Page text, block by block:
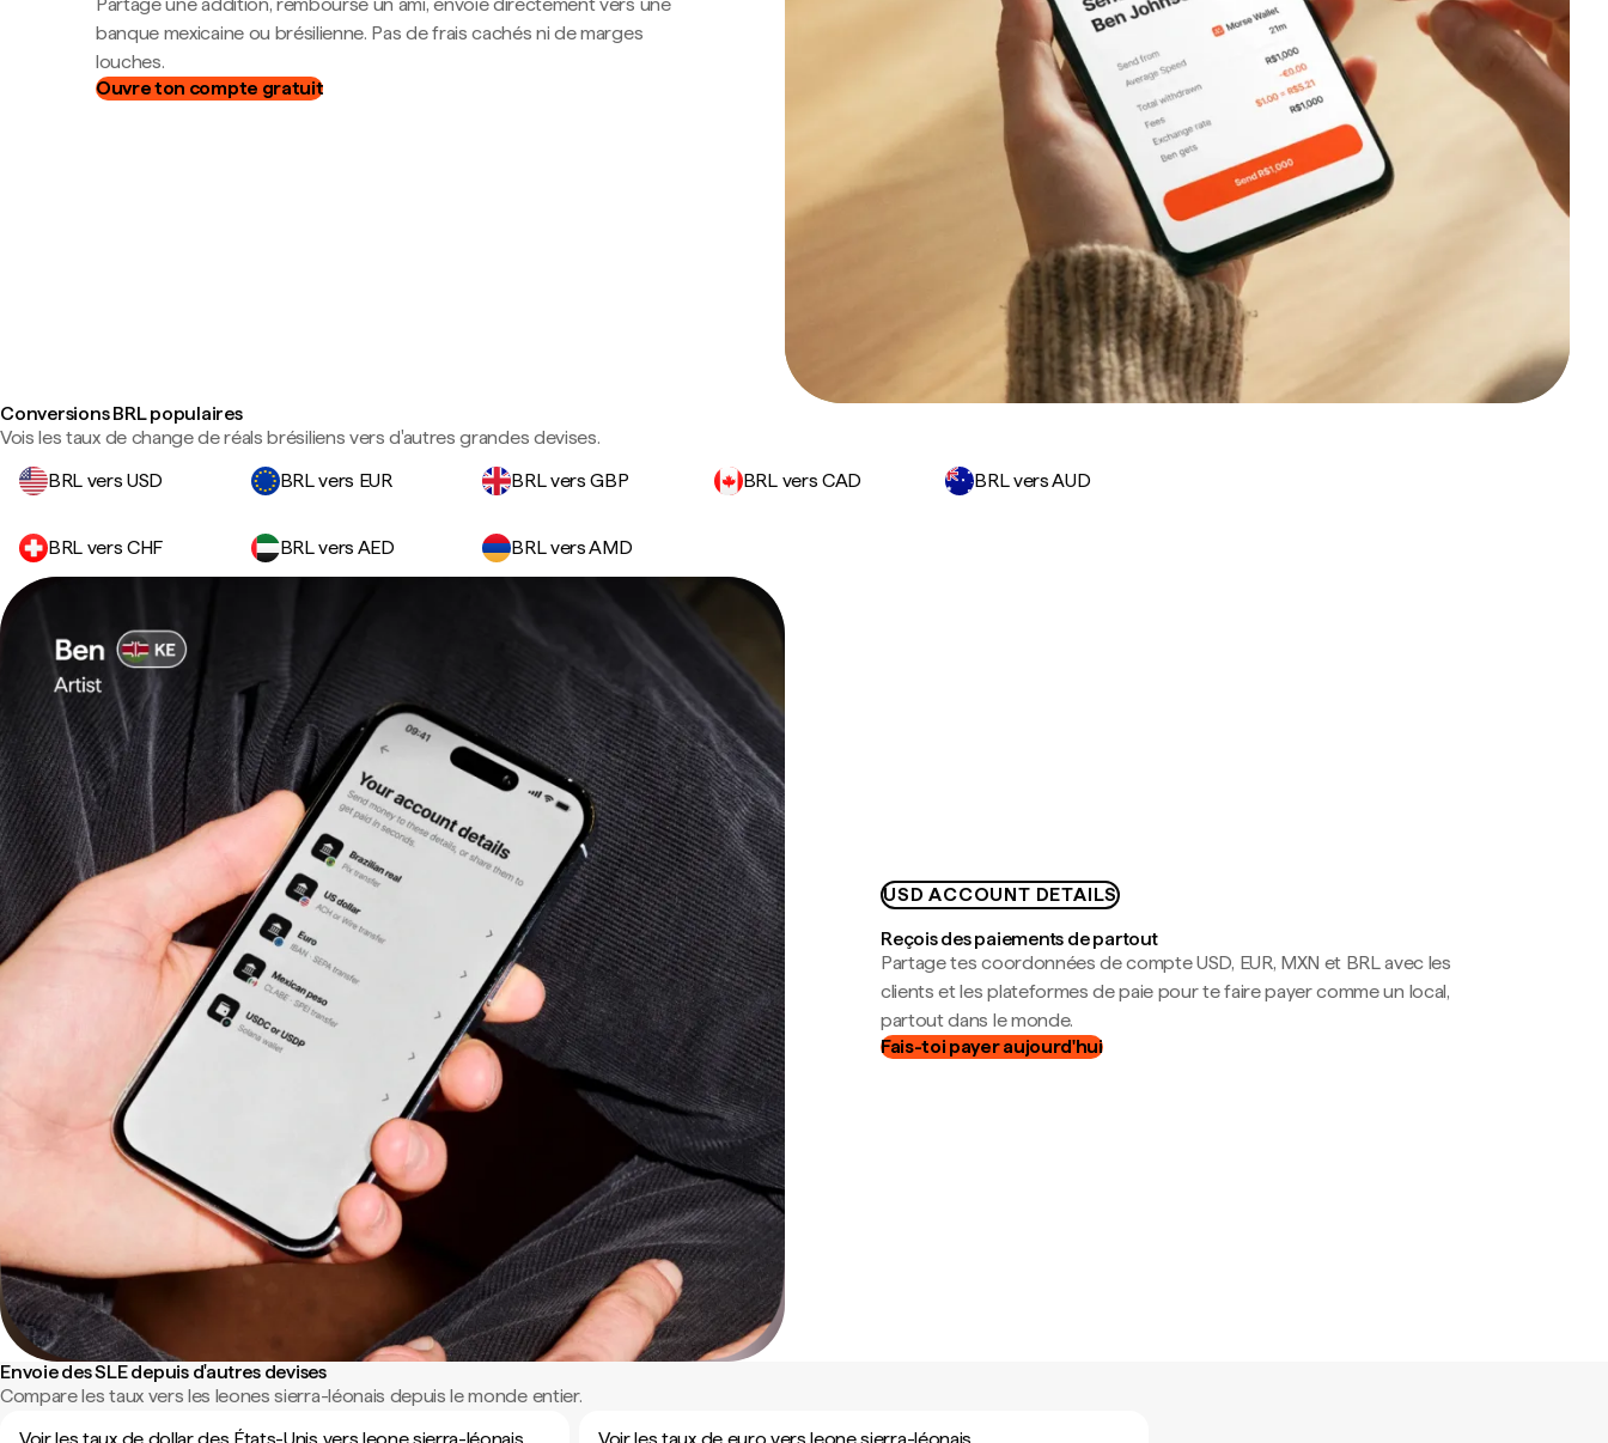
banque mexicaine ou brésilienne. Pas de frais cachés ni de marges
louches.
Ouvre ton compte gratuit
Conversions BRL populaires
Vois les taux de change de réals brésiliens vers d'autres grandes devises.
BRL vers USD
BRL vers EUR BRL vers GBP BRL vers CAD BRL vers AUD
BRL vers CHF BRL vers AED BRL vers AMD
USD ACCOUNT DETAILS
Reçois des paiements de partout
Partage tes coordonnées de compte USD, EUR, MXN et BRL avec les
clients et les plateformes de paie pour te faire payer comme un local,
partout dans le monde.
Fais-toi payer aujourd'hui
Envoie des SLE depuis d'autres devises
Compare les taux vers les leones sierra-léonais depuis le monde entier.